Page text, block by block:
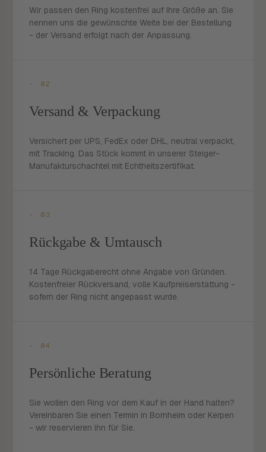
Wir passen den Ring kostenfrei auf Ihre Größe an. Sie
nennen uns die gewünschte Weite bei der Bestellung
- der Versand erfolgt nach der Anpassung.
- 02
Versand & Verpackung
Versichert per UPS, FedEx oder DHL, neutral verpackt,
mit Tracking. Das Stück kommt in unserer Steiger-
Manufakturschachtel mit Echtheitszertifikat.
- 03
Rückgabe & Umtausch
14 Tage Rückgaberecht ohne Angabe von Gründen.
Kostenfreier Rückversand, volle Kaufpreiserstattung -
sofern der Ring nicht angepasst wurde.
- 04
Persönliche Beratung
Sie wollen den Ring vor dem Kauf in der Hand halten?
Vereinbaren Sie einen Termin in Bornheim oder Kerpen
- wir reservieren ihn für Sie.